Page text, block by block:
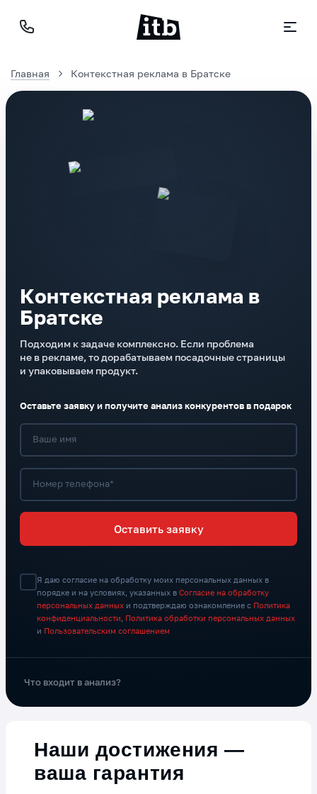
Главная Контекстная реклама в Братске
Контекстная реклама в
Братске
Подходим к задаче комплексно. Если проблема
не в рекламе, то дорабатываем посадочные страницы
и упаковываем продукт.
Оставьте заявку и получите анализ конкурентов в подарок
Ваше имя
Номер телефона*
Оставить заявку
Я даю согласие на обработку моих персональных данных в
порядке и на условиях, указанных в Согласие на обработку
персональных данных и подтверждаю ознакомление с Политика
конфиденциальности
Политика обработки персональных данных
и Пользовательским соглашением
Что входит в анализ?
Наши достижения —
ваша гарантия